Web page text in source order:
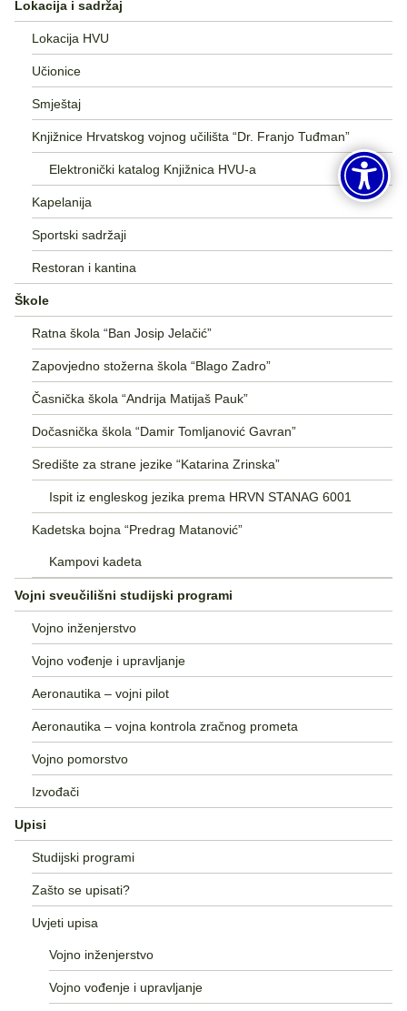
Lokacija i sadržaj
Lokacija HVU
Učionice
Smještaj
Knjižnice Hrvatskog vojnog učilišta “Dr. Franjo Tuđman”
Elektronički katalog Knjižnica HVU-a
Kapelanija
Sportski sadržaji
Restoran i kantina
Škole
Ratna škola “Ban Josip Jelačić”
Zapovjedno stožerna škola “Blago Zadro”
Časnička škola “Andrija Matijaš Pauk”
Dočasnička škola “Damir Tomljanović Gavran”
Središte za strane jezike “Katarina Zrinska”
Ispit iz engleskog jezika prema HRVN STANAG 6001
Kadetska bojna “Predrag Matanović”
Kampovi kadeta
Vojni sveučilišni studijski programi
Vojno inženjerstvo
Vojno vođenje i upravljanje
Aeronautika – vojni pilot
Aeronautika – vojna kontrola zračnog prometa
Vojno pomorstvo
Izvođači
Upisi
Studijski programi
Zašto se upisati?
Uvjeti upisa
Vojno inženjerstvo
Vojno vođenje i upravljanje